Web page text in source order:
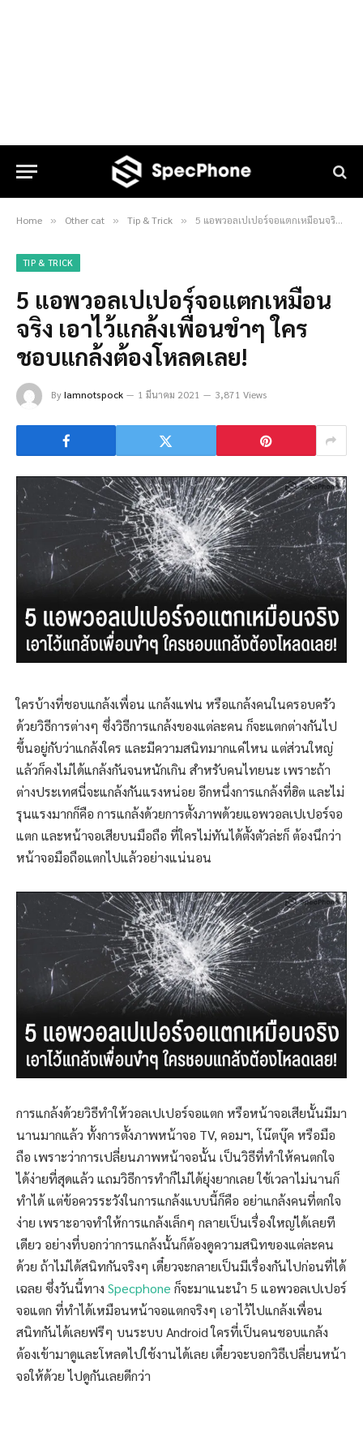
Home » Other cat » Tip & Trick » 5 แอพวอลเปเปอร์จอแตกเหมือนจริง เอาไว้แกล้งเพื่อนขำๆ ใครชอบแกล้งต้องโหลดเลย!
TIP & TRICK
5 แอพวอลเปเปอร์จอแตกเหมือน
จริง เอาไว้แกล้งเพื่อนขำๆ ใคร
ชอบแกล้งต้องโหลดเลย!
ByIamnotspock 1 มีนาคม 2021 3,871 Views
ใครบ้างที่ชอบแกล้งเพื่อน แกล้งแฟน หรือแกล้งคนในครอบครัว
ด้วยวิธีการต่างๆ ซึ่งวิธีการแกล้งของแต่ละคน ก็จะแตกต่างกันไป
ขึ้นอยู่กับว่าแกล้งใคร และมีความสนิทมากแค่ไหน แต่ส่วนใหญ่
แล้วก็คงไม่ได้แกล้งกันจนหนักเกิน สำหรับคนไทยนะ เพราะถ้า
ต่างประเทศนี่จะแกล้งกันแรงหน่อย อีกหนึ่งการแกล้งที่ฮิต และไม่
รุนแรงมากก็คือ การแกล้งด้วยการตั้งภาพด้วยแอพวอลเปเปอร์จอ
แตก และหน้าจอเสียบนมือถือ ที่ใครไม่ทันได้ตั้งตัวล่ะก็ ต้องนึกว่า
หน้าจอมือถือแตกไปแล้วอย่างแน่นอน
การแกล้งด้วยวิธีทำให้วอลเปเปอร์จอแตก หรือหน้าจอเสียนั้นมีมา
นานมากแล้ว ทั้งการตั้งภาพหน้าจอ TV, คอมฯ, โน๊ตบุ๊ค หรือมือ
ถือ เพราะว่าการเปลี่ยนภาพหน้าจอนั้น เป็นวิธีที่ทำให้คนตกใจ
ได้ง่ายที่สุดแล้ว แถมวิธีการทำก็ไม่ได้ยุ่งยากเลย ใช้เวลาไม่นานก็
ทำได้ แต่ข้อควรระวังในการแกล้งแบบนี้ก็คือ อย่าแกล้งคนที่ตกใจ
ง่าย เพราะอาจทำให้การแกล้งเล็กๆ กลายเป็นเรื่องใหญ่ได้เลยที
เดียว อย่างที่บอกว่าการแกล้งนั้นก็ต้องดูความสนิทของแต่ละคน
ด้วย ถ้าไม่ได้สนิทกันจริงๆ เดี๋ยวจะกลายเป็นมีเรื่องกันไปก่อนที่ได้
เฉลย ซึ่งวันนี้ทาง Specphone ก็จะมาแนะนำ 5 แอพวอลเปเปอร์
จอแตก ที่ทำได้เหมือนหน้าจอแตกจริงๆ เอาไว้ไปแกล้งเพื่อน
สนิทกันได้เลยฟรีๆ บนระบบ Android ใครที่เป็นคนชอบแกล้ง
ต้องเข้ามาดูและโหลดไปใช้งานได้เลย เดี๋ยวจะบอกวิธีเปลี่ยนหน้า
จอให้ด้วย ไปดูกันเลยดีกว่า